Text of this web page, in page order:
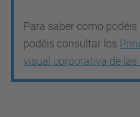
Para saber como
podéis consultar los
visual corporativa de las